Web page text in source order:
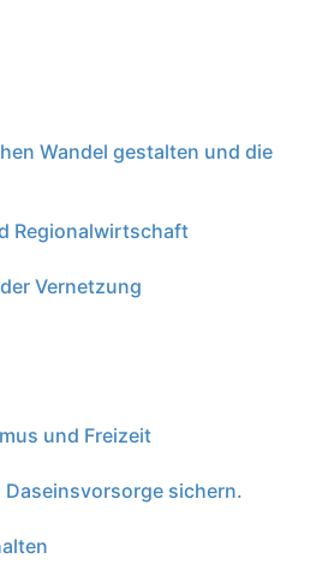
Wandel gestalten und die
Regionalwirtschaft
Vernetzung
und Freizeit
sichern.